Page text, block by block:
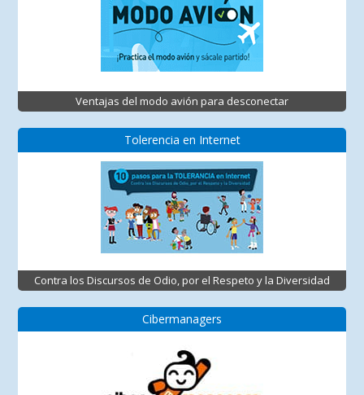
Ventajas del modo avión para desconectar
Tolerencia en Internet
Contra los Discursos de Odio, por el Respeto y la Diversidad
Cibermanagers